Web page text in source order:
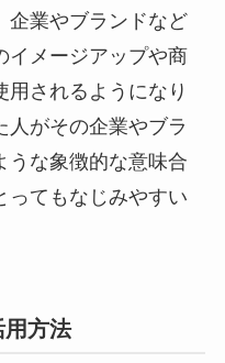
企業やブランドなど
イメージアップや商
用されるようになり
人がその企業やブラ
うな象徴的な意味合
ってもなじみやすい
用方法